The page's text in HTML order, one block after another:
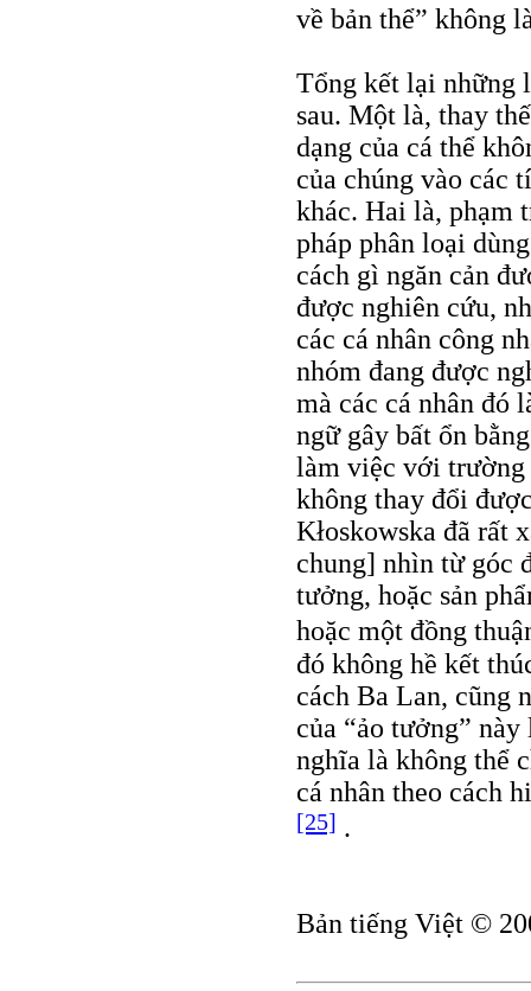
về bản thể” không
Tổng kết lại những
sau. Một là, thay
dạng của cá thể
của chúng vào các
khác. Hai là, phạm
pháp phân loại
cách gì ngăn cản
được nghiên cứu,
các cá nhân công
nhóm đang được
mà các cá nhân đó
ngữ gây bất ổn
làm việc với trường
không thay đổi
Kłoskowska đã rất
chung] nhìn từ góc
tưởng, hoặc sản
hoặc một đồng
đó không hề kết
cách Ba Lan, cũng
của “ảo tưởng”
nghĩa là không thể
cá nhân theo cách
[25] .
Bản tiếng Việt ©